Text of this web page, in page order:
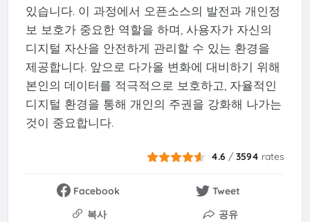
있습니다. 이 과정에서 오픈소스의 발전과 개인정
보 보호가 중요한 역할을 하며, 사용자가 자신의
디지털 자산을 안전하게 관리할 수 있는 환경을
제공합니다. 앞으로 다가올 변화에 대비하기 위해
본인의 데이터를 적극적으로 보호하고, 자율적인
디지털 환경을 통해 개인의 주권을 강화해 나가는
것이 중요합니다.
4.6 /3594 rates
Facebook
Tweet
복사
공유